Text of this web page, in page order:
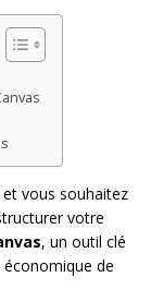
vous souhaitez
votre
, un outil clé
de